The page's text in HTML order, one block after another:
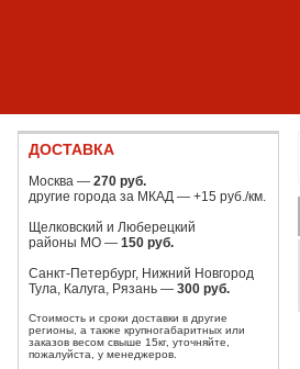
ДОСТАВКА
Москва — 270 руб.
другие города за МКАД — +15 руб./км.
Щелковский и Люберецкий
районы МО — 150 руб.
Санкт-Петербург, Нижний Новгород
Тула, Калуга, Рязань — 300 руб.
Стоимость и сроки доставки в другие
регионы, а также крупногабаритных или
заказов весом свыше 15кг, уточняйте,
пожалуйста, у менеджеров.